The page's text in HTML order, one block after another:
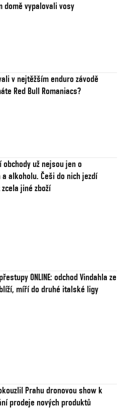
domě vypalovali vosy
v nejtěžším enduro závodě
Red Bull Romaniacs?
obchody už nejsou jen o
alkoholu. Češi do nich jezdí
jiné zboží
ONLINE: odchod Vindahla ze
míří do druhé italské ligy
Prahu dronovou show k
prodeje nových produktů